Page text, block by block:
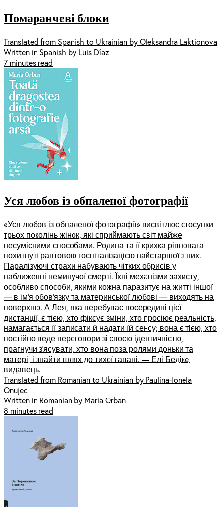
Помаранчеві блоки
Translated from Spanish to Ukrainian by Oleksandra Laktionova
Written in Spanish by Luis Díaz
7 minutes read
Уся любов із обпаленої фотографії
«Уся любов із обпаленої фотографії» висвітлює стосунки
трьох поколінь жінок, які сприймають світ майже
несумісними способами. Родина та її крихка рівновага
похитнуті раптовою госпіталізацією найстаршої з них.
Паралізуючі страхи набувають чітких обрисів у
наближенні неминучої смерті. Їхні механізми захисту,
особливо способи, якими кожна паразитує на житті іншої
— в ім’я обов’язку та материнської любові — виходять на
поверхню. А Лея, яка перебуває посередині цієї
дистанції, є тією, хто фіксує зміни, хто просіює реальність,
намагається її записати й надати їй сенсу; вона є тією, хто
постійно веде переговори зі своєю ідентичністю,
прагнучи з’ясувати, хто вона поза ролями доньки та
матері, і знайти шлях до тихої гавані. — Елі Бедікe,
видавець.
Translated from Romanian to Ukrainian by Paulina-Ionela
Onujec
Written in Romanian by Maria Orban
8 minutes read